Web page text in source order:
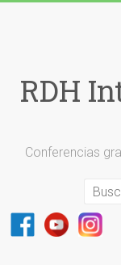
RDH
Conferencias